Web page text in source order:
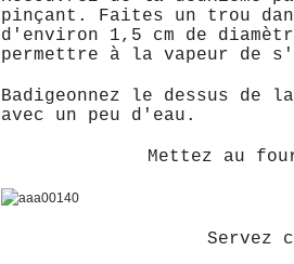
pinçant. Faites un trou
d'environ 1,5 cm de
permettre à la vapeur de
Badigeonnez le dessus de
avec un peu d'eau.
Mettez au
Servez